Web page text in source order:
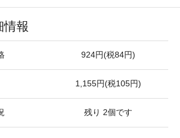
情報
924円(税84円)
1,155円(税105円)
残り 2個です